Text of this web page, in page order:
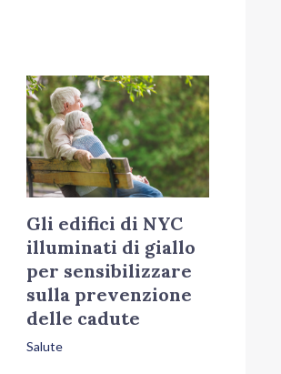
Gli edifici di NYC
illuminati di giallo
per sensibilizzare
sulla prevenzione
delle cadute
Salute